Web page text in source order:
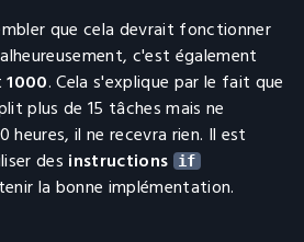
current_salary std
que cela devrait fonctionner
c'est également
1000. Cela s'explique par le fait que
plus de 15 tâches mais ne
heures, il ne recevra rien. Il est
des instructions if
la bonne implémentation.